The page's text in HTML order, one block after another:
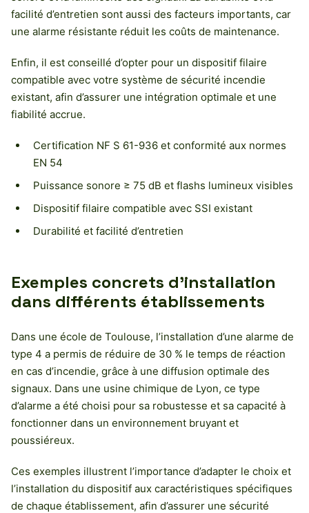
facilité d’entretien sont aussi des facteurs importants, car
une alarme résistante réduit les coûts de maintenance.
Enfin, il est conseillé d’opter pour un dispositif filaire
compatible avec votre système de sécurité incendie
existant, afin d’assurer une intégration optimale et une
fiabilité accrue.
Certification NF S 61-936 et conformité aux normes
EN 54
Puissance sonore ≥ 75 dB et flashs lumineux visibles
Dispositif filaire compatible avec SSI existant
Durabilité et facilité d’entretien
Exemples concrets d’installation
dans différents établissements
Dans une école de Toulouse, l’installation d’une alarme de
type 4 a permis de réduire de 30 % le temps de réaction
en cas d’incendie, grâce à une diffusion optimale des
signaux. Dans une usine chimique de Lyon, ce type
d’alarme a été choisi pour sa robustesse et sa capacité à
fonctionner dans un environnement bruyant et
poussiéreux.
Ces exemples illustrent l’importance d’adapter le choix et
l’installation du dispositif aux caractéristiques spécifiques
de chaque établissement, afin d’assurer une sécurité